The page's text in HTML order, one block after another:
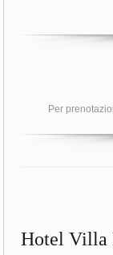
Per
Hotel Villa